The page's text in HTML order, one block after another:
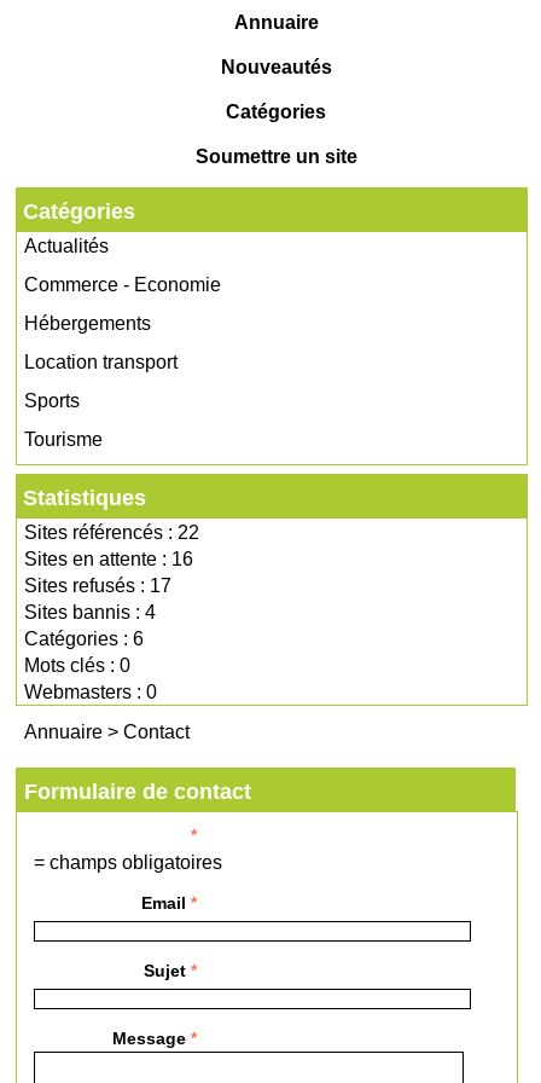
Annuaire
Nouveautés
Catégories
Soumettre un site
Catégories
Actualités
Commerce - Economie
Hébergements
Location transport
Sports
Tourisme
Statistiques
Sites référencés : 22
Sites en attente : 16
Sites refusés : 17
Sites bannis : 4
Catégories : 6
Mots clés : 0
Webmasters : 0
Annuaire >Contact
Formulaire de contact
*
= champs obligatoires
Email*
Sujet*
Message*